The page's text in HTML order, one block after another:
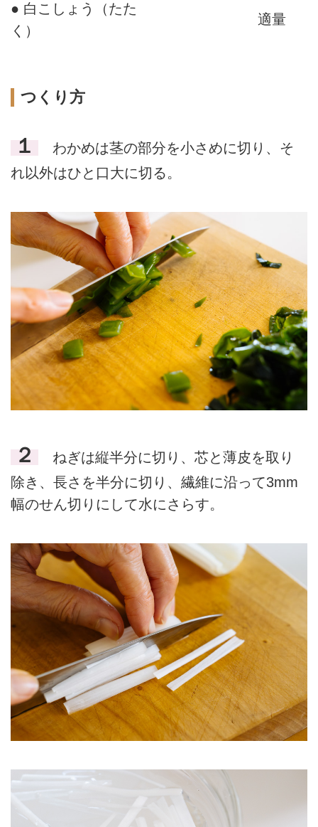
● 白こしょう（たた
く）
適量
つくり方
１
わかめは茎の部分を小さめに切り、そ
れ以外はひと口大に切る。
２
ねぎは縦半分に切り、芯と薄皮を取り
除き、長さを半分に切り、繊維に沿って3mm
幅のせん切りにして水にさらす。